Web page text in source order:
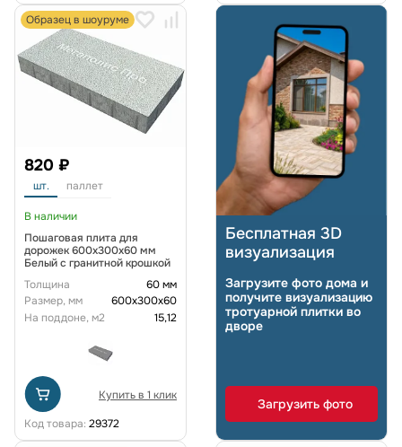
Образец в шоуруме
820 ₽
шт. паллет
В наличии
Пошаговая плита для
дорожек 600x300x60 мм
Белый с гранитной крошкой
Толщина
60 мм
Размер, мм
600х300х60
На поддоне, м2
15,12
Купить в 1 клик
Код товара: 29372
Бесплатная 3D
визуализация
Загрузите фото дома и
получите визуализацию
тротуарной плитки во
дворе
Загрузить фото